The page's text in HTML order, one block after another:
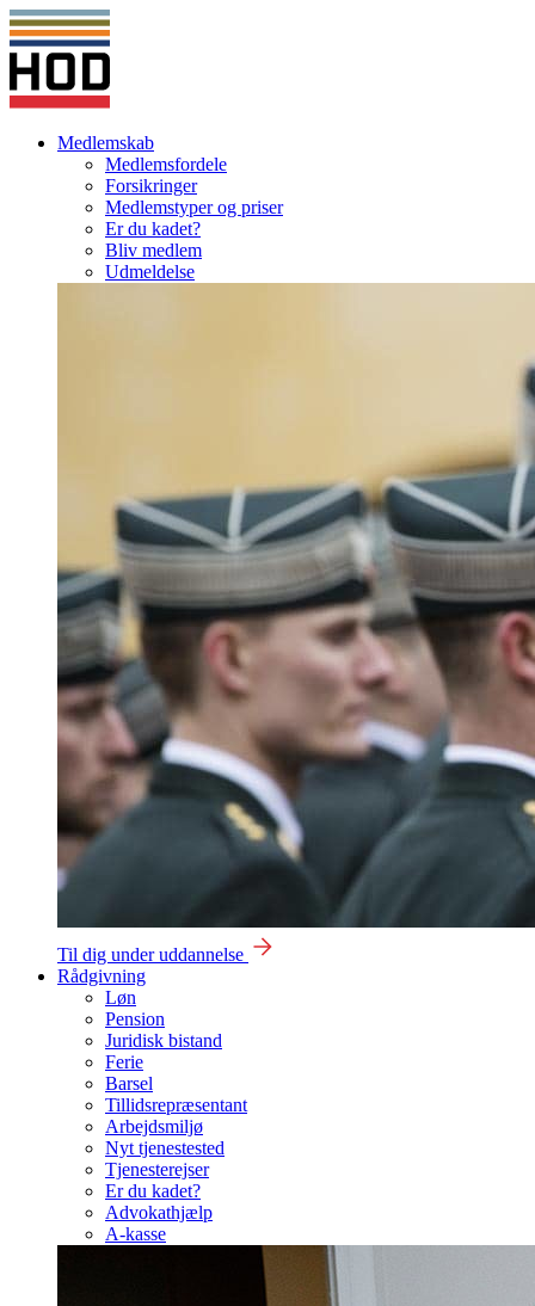
Medlemskab
Medlemsfordele
Forsikringer
Medlemstyper og priser
Er du kadet?
Bliv medlem
Udmeldelse
Til dig under uddannelse
Rådgivning
Løn
Pension
Juridisk bistand
Ferie
Barsel
Tillidsrepræsentant
Arbejdsmiljø
Nyt tjenestested
Tjenesterejser
Er du kadet?
Advokathjælp
A-kasse